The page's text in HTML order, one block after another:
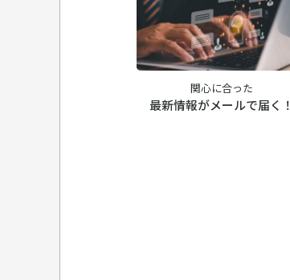
関心に合った
最新情報がメールで届く！